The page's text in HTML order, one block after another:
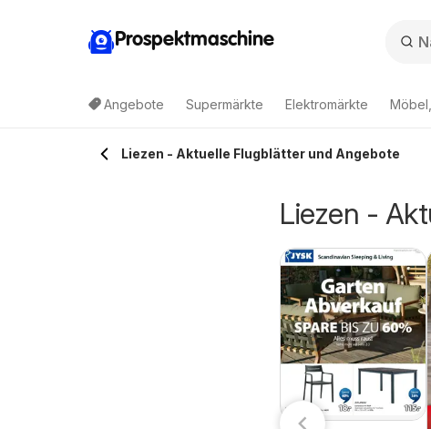
Prospektmaschine
Angebote Supermärkte Elektromärkte
Liezen - Aktuelle Flugblätter und Angebote
Liezen -